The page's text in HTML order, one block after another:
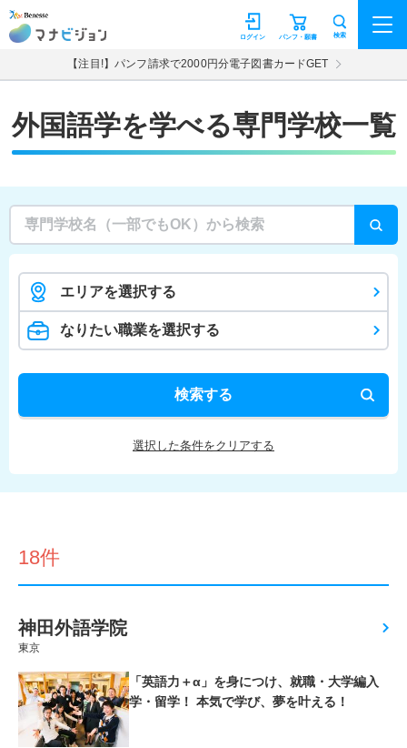
マナビジョン パンフ・願書
ログイン 検索
【注目!】パンフ請求で2000円分電子図書カードGET
外国語学を学べる専門学校一覧
エリアを選択する
なりたい職業を選択する
検索する
選択した条件をクリアする
18件
神田外語学院
東京
「英語力＋α」を身につけ、就職・大学編入
学・留学！ 本気で学び、夢を叶える！